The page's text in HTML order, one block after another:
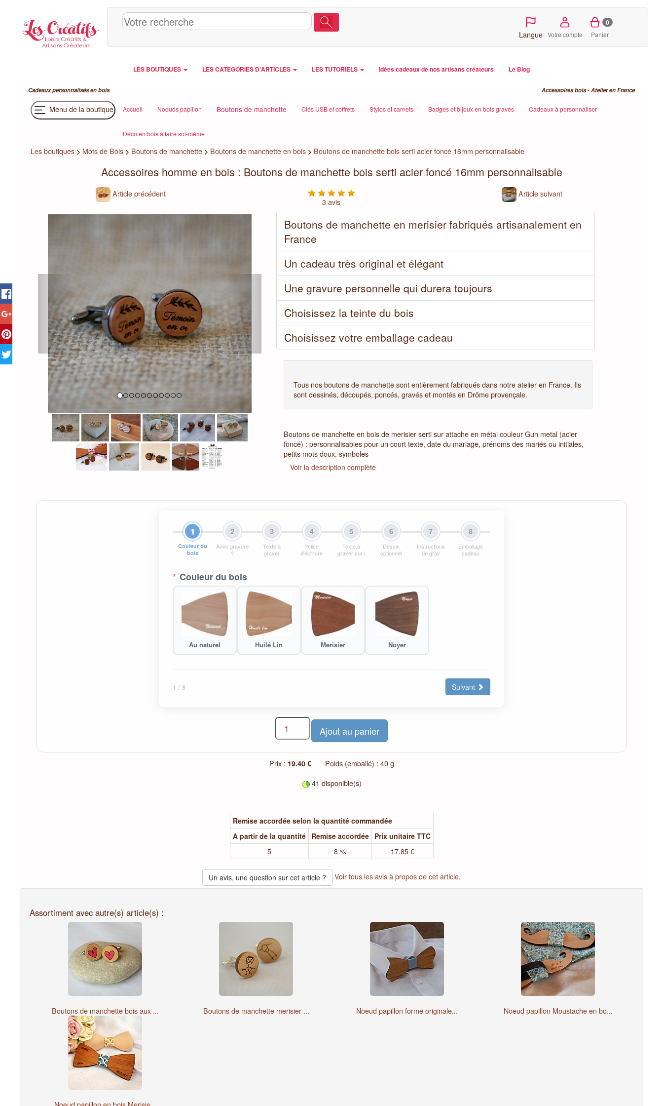
Langue Votre compte
0
Panier
LES BOUTIQUES LES CATEGORIES D'ARTICLES LES TUTORIELS Idées cadeaux de nos artisans créateurs Le Blog
Cadeaux personnalisés en bois Accessoires bois - Atelier en France
Menu de la boutique Accueil Noeuds papillon Boutons de manchette Clés USB et coffrets Stylos et carnets Badges et bijoux en bois gravés Cadeaux à personnaliser
Déco en bois à faire soi-même
Les boutiques > Mots de Bois > Boutons de manchette > Boutons de manchette en bois > Boutons de manchette bois serti acier foncé 16mm personnalisable
Accessoires homme en bois : Boutons de manchette bois serti acier foncé 16mm personnalisable
Article précédent
3 avis
Article suivant
Boutons de manchette en merisier fabriqués artisanalement en
France
Un cadeau très original et élégant
Une gravure personnelle qui durera toujours
Choisissez la teinte du bois
Choisissez votre emballage cadeau
Tous nos boutons de manchette sont entièrement fabriqués dans notre atelier en France. Ils
sont dessinés, découpés, poncés, gravés et montés en Drôme provençale.
Boutons de manchette en bois de merisier serti sur attache en métal couleur Gun metal (acier
foncé) : personnalisables pour un court texte, date du mariage, prénoms des mariés ou initiales,
petits mots doux, symboles
Voir la description complète
1
Couleur du
bois
2
Avec gravure
?
3
Texte à
graver
4
Police
d'écriture
5
Texte à
graver sur l
6
Dessin
optionnel
7
Instructions
de grav
8
Emballage
cadeau
* Couleur du bois
Au naturel Huilé Lin Merisier Noyer
1 / 8 Suivant
Prix : 19.40 €
Poids (emballé) : 40 g
41 disponible(s)
Remise accordée selon la quantité commandée
A partir de la quantité
Remise accordée
Prix unitaire TTC
5
8 % 17.85 €
Un avis, une question sur cet article ? Voir tous les avis à propos de cet article.
Assortiment avec autre(s) article(s) :
Boutons de manchette bois aux ... Boutons de manchette merisier ... Noeud papillon forme originale... Noeud papillon Moustache en bo...